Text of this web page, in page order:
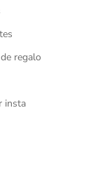
regalo
insta